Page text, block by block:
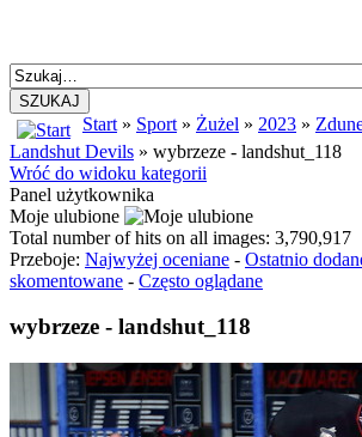
SZUKAJ
Start » Sport » Żużel » 2023 »
Landshut Devils » wybrzeze - landshut_118
Wróć do widoku kategorii
Panel użytkownika
Moje ulubione
Total number of hits on all images: 3,790,917
Przeboje: Najwyżej oceniane - Ostatnio
skomentowane - Często oglądane
wybrzeze - landshut_118